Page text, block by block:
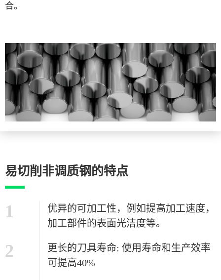
合。
易切削非调质钢的特点
1
优异的可加工性，例如提高加工速度，
加工部件的表面光洁度等。
2
更长的刀具寿命: 使用寿命和生产效率
可提高40%